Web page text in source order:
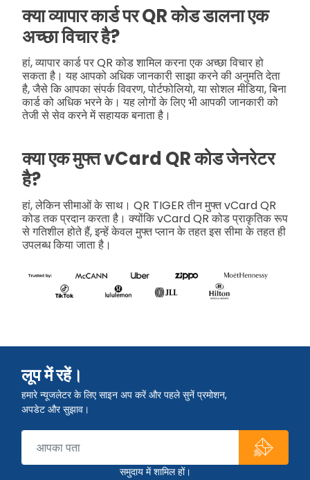
क्या व्यापार कार्ड पर QR कोड डालना एक
अच्छा विचार है?
हां, व्यापार कार्ड पर QR कोड शामिल करना एक अच्छा विचार हो
सकता है। यह आपको अधिक जानकारी साझा करने की अनुमति देता
है, जैसे कि आपका संपर्क विवरण, पोर्टफोलियो, या सोशल मीडिया, बिना
कार्ड को अधिक भरने के। यह लोगों के लिए भी आपकी जानकारी को
तेजी से सेव करने में सहायक बनाता है।
क्या एक मुफ्त vCard QR कोड जेनरेटर
है?
हां, लेकिन सीमाओं के साथ। QR TIGER तीन मुफ्त vCard QR
कोड तक प्रदान करता है। क्योंकि vCard QR कोड प्राकृतिक रूप
से गतिशील होते हैं, इन्हें केवल मुफ्त प्लान के तहत इस सीमा के तहत ही
उपलब्ध किया जाता है।
लूप में रहें।
हमारे न्यूजलेटर के लिए साइन अप करें और पहले सुनें प्रमोशन,
अपडेट और सुझाव।
समुदाय में शामिल हों।